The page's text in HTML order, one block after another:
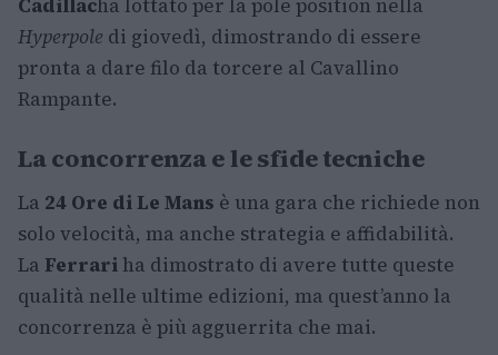
Cadillacha lottato per la pole position nella
Hyperpole di giovedì, dimostrando di essere
pronta a dare filo da torcere al Cavallino
Rampante.
La concorrenza e le sfide tecniche
La 24 Ore di Le Mans è una gara che richiede non
solo velocità, ma anche strategia e affidabilità.
La Ferrari ha dimostrato di avere tutte queste
qualità nelle ultime edizioni, ma quest’anno la
concorrenza è più agguerrita che mai.